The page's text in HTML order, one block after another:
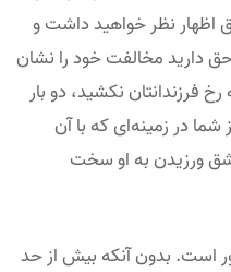
نظر خواهید داشت و
دارید مخالفت خود را نشان
فرزندانتان نکشید، دو بار
شما در زمینه‌ای که با آن
ورزیدن به او سخت
است. بدون آنکه بیش از حد